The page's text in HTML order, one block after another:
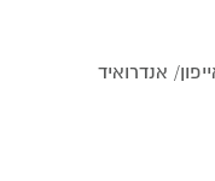
אנדרואיד